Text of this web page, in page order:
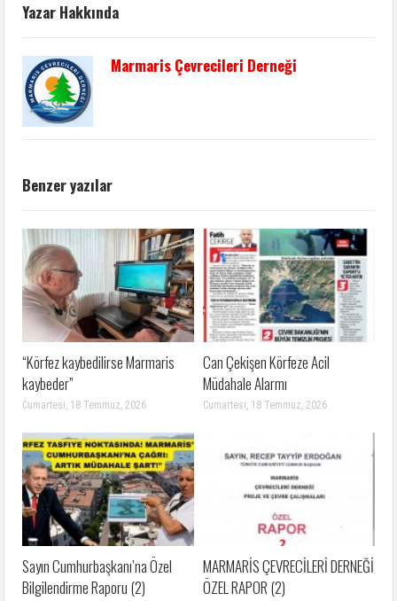
Yazar Hakkında
Marmaris Çevrecileri Derneği
Benzer yazılar
“Körfez kaybedilirse Marmaris
kaybeder”
Cumartesi, 18 Temmuz, 2026
Can Çekişen Körfeze Acil
Müdahale Alarmı
Cumartesi, 18 Temmuz, 2026
Sayın Cumhurbaşkanı’na Özel
Bilgilendirme Raporu (2)
MARMARİS ÇEVRECİLERİ DERNEĞİ
ÖZEL RAPOR (2)